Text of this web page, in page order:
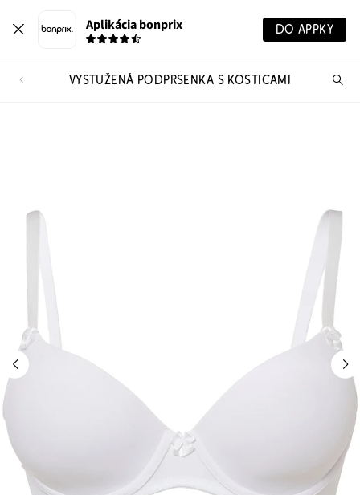
Aplikácia bonprix DO APPKY
VYSTUŽENÁ PODPRSENKA S KOSTICAMI